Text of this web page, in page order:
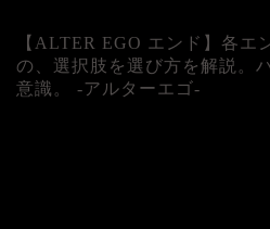
【ALTER EGO エンド】各エ
の、選択肢を選び方を解説。
意識。 -アルターエゴ-